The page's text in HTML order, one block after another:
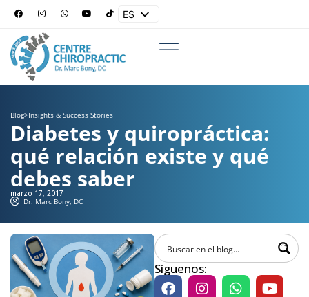
ES
Blog>Insights & Success Stories
Diabetes y quiropráctica:
qué relación existe y qué
debes saber
marzo 17, 2017
Dr. Marc Bony, DC
Síguenos: